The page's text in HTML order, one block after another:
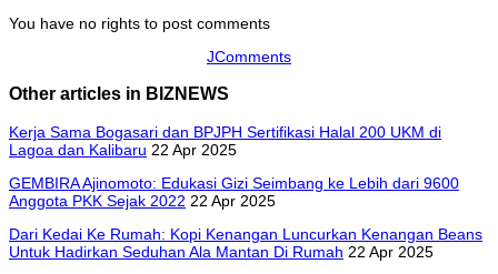
You have no rights to post comments
JComments
Other articles in BIZNEWS
Kerja Sama Bogasari dan BPJPH Sertifikasi Halal 200 UKM di
Lagoa dan Kalibaru 22 Apr 2025
GEMBIRA Ajinomoto: Edukasi Gizi Seimbang ke Lebih dari 9600
Anggota PKK Sejak 2022 22 Apr 2025
Dari Kedai Ke Rumah: Kopi Kenangan Luncurkan Kenangan Beans
Untuk Hadirkan Seduhan Ala Mantan Di Rumah 22 Apr 2025